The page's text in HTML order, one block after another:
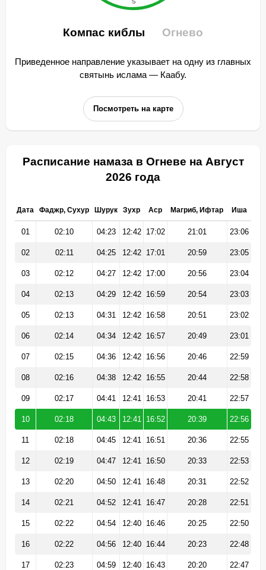
Компас киблы Огнево
Приведенное направление указывает на одну из главных
святынь ислама — Каабу.
Посмотреть на карте
Расписание намаза в Огневе на Август
2026 года
Дата Фаджр, Сухур Шурук Зухр Аср Магриб, Ифтар Иша
01 02:10 04:23 12:42 17:02 21:01 23:06
02 02:11 04:25 12:42 17:01 20:59 23:05
03 02:12 04:27 12:42 17:00 20:56 23:04
04 02:13 04:29 12:42 16:59 20:54 23:03
05 02:13 04:31 12:42 16:58 20:51 23:02
06 02:14 04:34 12:42 16:57 20:49 23:01
07 02:15 04:36 12:42 16:56 20:46 22:59
08 02:16 04:38 12:42 16:55 20:44 22:58
09 02:17 04:41 12:41 16:53 20:41 22:57
10 02:18 04:43 12:41 16:52 20:39 22:56
11 02:18 04:45 12:41 16:51 20:36 22:55
12 02:19 04:47 12:41 16:50 20:33 22:53
13 02:20 04:50 12:41 16:48 20:31 22:52
14 02:21 04:52 12:41 16:47 20:28 22:51
15 02:22 04:54 12:40 16:46 20:25 22:50
16 02:22 04:56 12:40 16:44 20:23 22:48
17 02:23 04:59 12:40 16:43 20:20 22:47